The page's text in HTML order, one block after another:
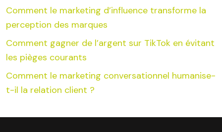
Comment le marketing d’influence transforme la
perception des marques
Comment gagner de l’argent sur TikTok en évitant
les pièges courants
Comment le marketing conversationnel humanise-
t-il la relation client ?